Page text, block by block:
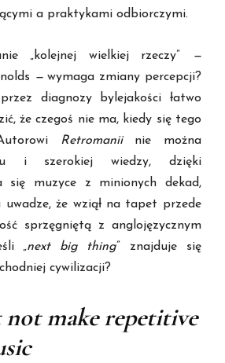
a praktykami odbiorczymi.
„kolejnej wielkiej rzeczy”
—
—wymaga zmiany percepcji?
diagnozy bylejakości łatwo
że czegoś nie ma, kiedy się tego
Retromaniinie można
i szerokiej wiedzy, dzięki
się muzyce z minionych dekad,
że wziął na tapet przede
sprzęgniętą z anglojęzycznym
„next big thing” znajduje się
cywilizacji?
not make repetitive